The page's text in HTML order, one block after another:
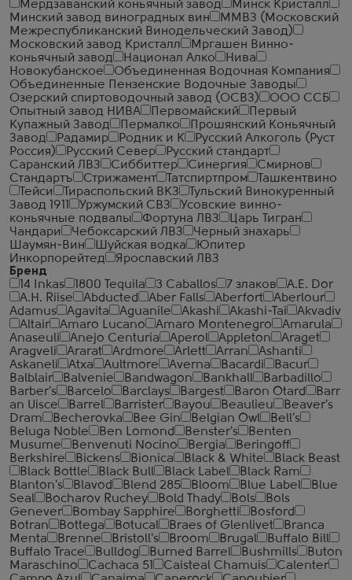
Мердзаванский коньячный завод
Минск Кристалл
Минский завод виноградных вин
ММВЗ (Московский
Межреспубликанский Винодельческий Завод)
Московский завод Кристалл
Мргашен Винно-
коньячный завод
Национал Алко
Нива
Новокубанское
Объединенная Водочная Компания
Объединенные Пензенские Водочные Заводы
Озерский спиртоводочный завод (ОСВЗ)
ООО ССБ
Опытный завод НИВА
Первомайский
Первый
Купажный Завод
Пермалко
Прошянский Коньячный
Завод
Радамир Родник и К
Русский Алкоголь (Руст
Россия)
Русский Север
Русский стандарт
Саранский ЛВЗ
Сиббиттер Синергия
Смирнов
Стандартъ
Стрижамент Татспиртпром
Ташкентвино
Тейси
Тираспольский ВКЗ
Тульский Винокуренный
Завод 1911
Уржумский СВЗ
Усовские винно-
коньячные подвалы
Фортуна ЛВЗ
Царь Тигран
Чандари
Чебоксарский ЛВЗ
Черный знахарь
Шаумян-Вин
Шуйская водка
Юпитер
Инкорпорейтед
Ярославский ЛВЗ
Бренд
14 Inkas
1800 Tequila 3 Caballos 7 злаков
A.E. Dor
A.H. Riise
Abducted Aber Falls Aberfort
Aberlour
Adamus
Agavita Aguanile Akashi Akashi-Tai
Akvadiv
Altair
Amaro Lucano Amaro Montenegro
Amarula
Anaseuli
Anejo Centuria Aperol Appleton
Araget
Aragveli
Ararat Ardmore Arlett Arran
Ashanti
Askaneli
Atxa Aultmore Averna Bacardi
Bacur
Balblair
Balvenie Bandwagon Bankhall
Barbadillo
Barber's
Barcelo Barclays Bargest Baron Otard
Barr
an Uisce
Barrel Barrister Bayou Beaulieu
Beaver's
Dram
Becherovka Bee Gin Belgian Owl
Bell's
Beluga Noble
Ben Lomond Benster's
Benten
Musume
Benvenuti Nocino Bergia
Beringoff
Berkshire
Bickens Bionica Black & White
Black Beast
Black Bottle
Black Bull Black Label
Black Ram
Blanton's
Blavod Blend 285 Bloom Blue Label
Blue
Seal
Bocharov Ruchey Bold Thady Bols
Bols
Genever
Bombay Sapphire Borghetti
Bosford
Botran
Bottega Botucal Braes of Glenlivet
Branca
Menta
Brenne Bristoll's Broom Brugal
Buffalo Bill
Buffalo Trace
Bulldog Burned Barrel Bushmills
Buton
Maraschino
Cachaca 51 Caisteal Chamuis
Calenter